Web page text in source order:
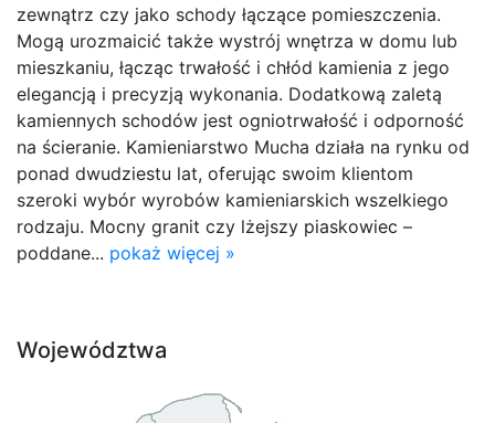
zewnątrz czy jako schody łączące pomieszczenia.
Mogą urozmaicić także wystrój wnętrza w domu lub
mieszkaniu, łącząc trwałość i chłód kamienia z jego
elegancją i precyzją wykonania. Dodatkową zaletą
kamiennych schodów jest ogniotrwałość i odporność
na ścieranie. Kamieniarstwo Mucha działa na rynku od
ponad dwudziestu lat, oferując swoim klientom
szeroki wybór wyrobów kamieniarskich wszelkiego
rodzaju. Mocny granit czy lżejszy piaskowiec –
poddane... pokaż więcej »
Województwa